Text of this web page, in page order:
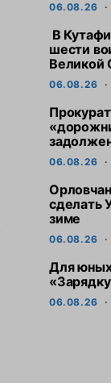
выплаты
06.08.26
В
шести
Великой
06.08.26
06.08.26
сделать
зиме
06.08.26
Для
06.08.26